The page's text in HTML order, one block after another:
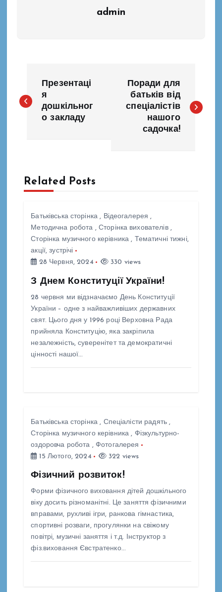
admin
а
г
а
Презентаці
я
дошкільног
о закладу
Поради для
батьків від
спеціалістів
нашого
садочка!
Related Posts
Батьківська сторінка , Відеогалерея ,
Методична робота , Сторінка вихователів,
Сторінка музичного керівника , Тематичні тижні,
акції, зустрічі
28 Червня, 2024
330 views
З Днем Конституції України!
28 червня ми відзначаємо День Конституції
України – одне з найважливіших державних
свят. Цього дня у 1996 році Верховна Рада
прийняла Конституцію, яка закріпила
незалежність, суверенітет та демократичні
цінності нашої…
Батьківська сторінка , Спеціалісти радять ,
Сторінка музичного керівника , Фізкультурно-
оздоровча робота , Фотогалерея
15 Лютого, 2024
322 views
Фізичний розвиток!
Форми фізичного виховання дітей дошкільного
віку досить різноманітні. Це заняття фізичними
вправами, рухливі ігри, ранкова гімнастика,
спортивні розваги, прогулянки на свіжому
повітрі, музичні заняття і т.д. Інструктор з
фіз.виховання Євстратенко…